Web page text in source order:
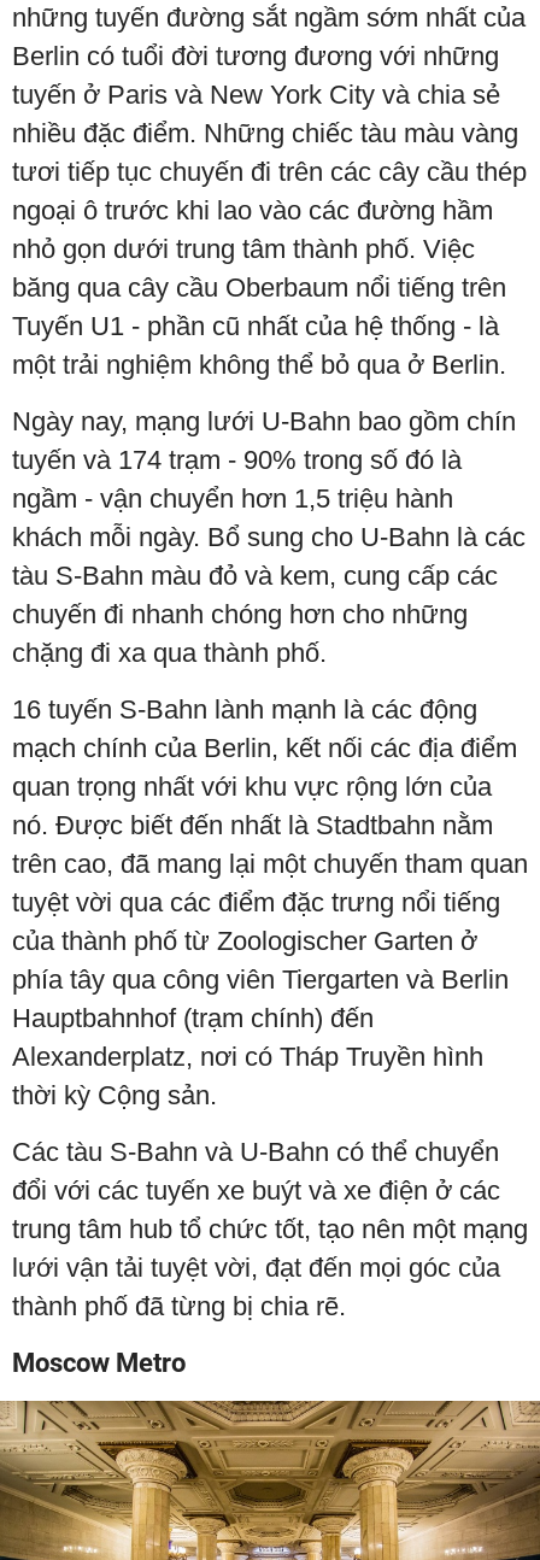
những tuyến đường sắt ngầm sớm nhất của
Berlin có tuổi đời tương đương với những
tuyến ở Paris và New York City và chia sẻ
nhiều đặc điểm. Những chiếc tàu màu vàng
tươi tiếp tục chuyến đi trên các cây cầu thép
ngoại ô trước khi lao vào các đường hầm
nhỏ gọn dưới trung tâm thành phố. Việc
băng qua cây cầu Oberbaum nổi tiếng trên
Tuyến U1 - phần cũ nhất của hệ thống - là
một trải nghiệm không thể bỏ qua ở Berlin.
Ngày nay, mạng lưới U-Bahn bao gồm chín
tuyến và 174 trạm - 90% trong số đó là
ngầm - vận chuyển hơn 1,5 triệu hành
khách mỗi ngày. Bổ sung cho U-Bahn là các
tàu S-Bahn màu đỏ và kem, cung cấp các
chuyến đi nhanh chóng hơn cho những
chặng đi xa qua thành phố.
16 tuyến S-Bahn lành mạnh là các động
mạch chính của Berlin, kết nối các địa điểm
quan trọng nhất với khu vực rộng lớn của
nó. Được biết đến nhất là Stadtbahn nằm
trên cao, đã mang lại một chuyến tham quan
tuyệt vời qua các điểm đặc trưng nổi tiếng
của thành phố từ Zoologischer Garten ở
phía tây qua công viên Tiergarten và Berlin
Hauptbahnhof (trạm chính) đến
Alexanderplatz, nơi có Tháp Truyền hình
thời kỳ Cộng sản.
Các tàu S-Bahn và U-Bahn có thể chuyển
đổi với các tuyến xe buýt và xe điện ở các
trung tâm hub tổ chức tốt, tạo nên một mạng
lưới vận tải tuyệt vời, đạt đến mọi góc của
thành phố đã từng bị chia rẽ.
Moscow Metro